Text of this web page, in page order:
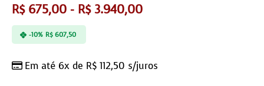
R$675,00 - R$3.940,00
Em até 6x de R$ 112,50 s/juros
-10% R$607,50